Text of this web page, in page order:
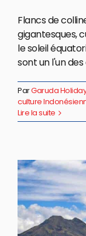
Flancs de
gigantesques,
le soleil
sont un l'un
ParGaruda
culture
Lire la suite